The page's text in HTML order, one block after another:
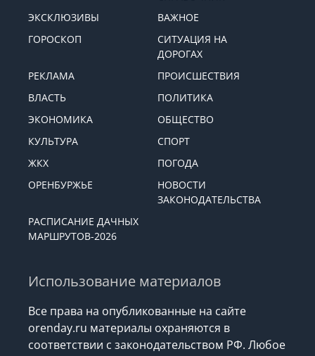
ЭКСКЛЮЗИВЫ
ВАЖНОЕ
ГОРОСКОП
СИТУАЦИЯ НА
ДОРОГАХ
РЕКЛАМА
ПРОИСШЕСТВИЯ
ВЛАСТЬ
ПОЛИТИКА
ЭКОНОМИКА
ОБЩЕСТВО
КУЛЬТУРА
СПОРТ
ЖКХ
ПОГОДА
ОРЕНБУРЖЬЕ
НОВОСТИ
ЗАКОНОДАТЕЛЬСТВА
РАСПИСАНИЕ ДАЧНЫХ
МАРШРУТОВ-2026
Использование материалов
Все права на опубликованные на сайте
orenday.ru материалы охраняются в
соответствии с законодательством РФ. Любое